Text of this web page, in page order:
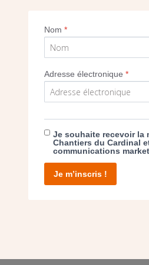
D’AGIR
Nom*
Adresse électronique*
Je souhaite recevoir la
Chantiers du Cardinal
communications
Je m’inscris !